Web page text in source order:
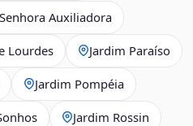
Auxiliadora
Lourdes Jardim Paraíso
Jardim Pompéia
Jardim Rossin